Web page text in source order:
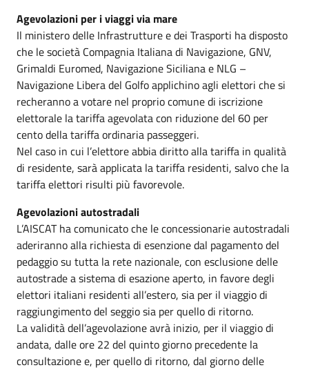
Agevolazioni per i viaggi via mare
Il ministero delle Infrastrutture e dei Trasporti ha disposto
che le società Compagnia Italiana di Navigazione, GNV,
Grimaldi Euromed, Navigazione Siciliana e NLG –
Navigazione Libera del Golfo applichino agli elettori che si
recheranno a votare nel proprio comune di iscrizione
elettorale la tariffa agevolata con riduzione del 60 per
cento della tariffa ordinaria passeggeri.
Nel caso in cui l’elettore abbia diritto alla tariffa in qualità
di residente, sarà applicata la tariffa residenti, salvo che la
tariffa elettori risulti più favorevole.
Agevolazioni autostradali
L’AISCAT ha comunicato che le concessionarie autostradali
aderiranno alla richiesta di esenzione dal pagamento del
pedaggio su tutta la rete nazionale, con esclusione delle
autostrade a sistema di esazione aperto, in favore degli
elettori italiani residenti all’estero, sia per il viaggio di
raggiungimento del seggio sia per quello di ritorno.
La validità dell’agevolazione avrà inizio, per il viaggio di
andata, dalle ore 22 del quinto giorno precedente la
consultazione e, per quello di ritorno, dal giorno delle